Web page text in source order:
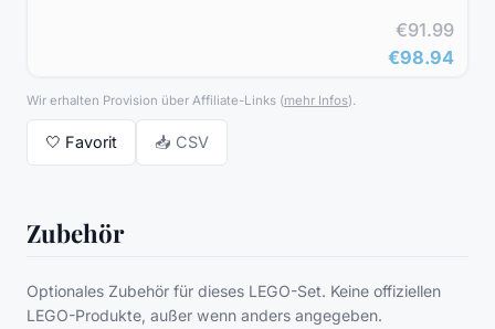
€91.99
€98.94
Wir erhalten Provision über Affiliate-Links (mehr Infos).
🤍 Favorit 📥 CSV
Zubehör
Optionales Zubehör für dieses LEGO-Set. Keine offiziellen
LEGO-Produkte, außer wenn anders angegeben.